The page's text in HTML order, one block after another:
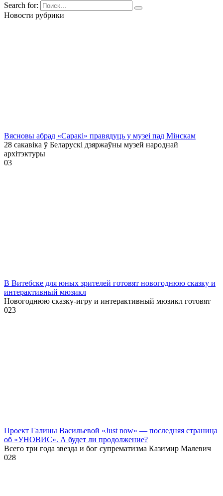
Search for:
Новости рубрики
Вясновы абрад «Саракі» правядуць у музеі пад Мінскам
28 сакавіка ў Беларускі дзяржаўны музей народнай
архітэктуры
03
В Витебске для юных зрителей готовят новогоднюю сказку и
интерактивный мюзикл
Новогоднюю сказку-игру и интерактивный мюзикл готовят
023
Проект Галины Васильевой «Just now» — последняя страница
об «УНОВИС». А будет ли продолжение?
Всего три года звезда и бог супрематизма Казимир Малевич
028